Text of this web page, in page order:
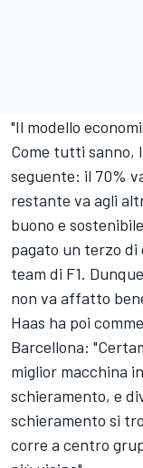
"Il modello
Come tutti sanno,
seguente: il 70%
restante va agli
buono e
pagato un terzo
team di F1.
non va affatto
Haas ha poi
Barcellona:
miglior macchina
schieramento, e
schieramento si
corre a centro